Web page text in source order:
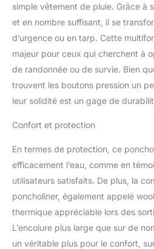
col de la capuche a un
Polyvalence : il comprend
serrage à la taille qui offre
supplémentaire de 40,6 cm.
sécuriser les doublures de
pour une isolation
également faciliter les
auvent solaire, abri de survie,
d'urgence, housse de hamac,
tente, écran d'intimité,
store de dissimulation, et plus
marque détenue par des
handicapés. Tous les
et emballés aux États-Unis.
chaque vente sont reversées
simple vêtement de pluie. Grâce à
et en nombre suffisant, il se
d’urgence ou en tarp. Cette
majeur pour ceux qui cherchent à
de randonnée ou de survie. Bien
trouvent les boutons pression un
leur solidité est un gage de
Confort et protection
En termes de protection, ce
efficacement l’eau, comme en
utilisateurs satisfaits. De plus, la
poncholiner, également appelé
thermique appréciable lors des
L’encolure plus large que sur de
un véritable plus pour le confort,